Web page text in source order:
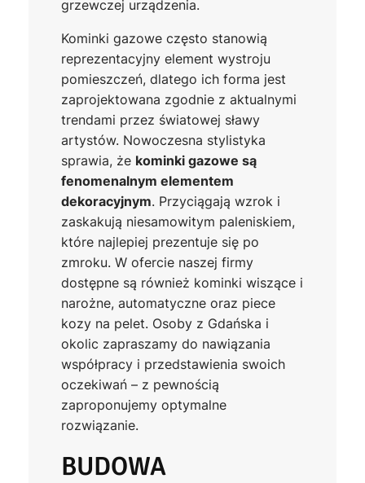
grzewczej urządzenia.
Kominki gazowe często stanowią
reprezentacyjny element wystroju
pomieszczeń, dlatego ich forma jest
zaprojektowana zgodnie z aktualnymi
trendami przez światowej sławy
artystów. Nowoczesna stylistyka
sprawia, że kominki gazowe są
fenomenalnym elementem
dekoracyjnym. Przyciągają wzrok i
zaskakują niesamowitym paleniskiem,
które najlepiej prezentuje się po
zmroku. W ofercie naszej firmy
dostępne są również kominki wiszące i
narożne, automatyczne oraz piece
kozy na pelet. Osoby z Gdańska i
okolic zapraszamy do nawiązania
współpracy i przedstawienia swoich
oczekiwań – z pewnością
zaproponujemy optymalne
rozwiązanie.
BUDOWA